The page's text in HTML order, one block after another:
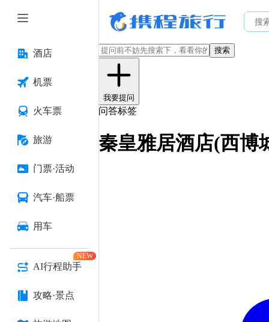
酒店
机票
火车票
旅游
门票·活动
汽车·船票
用车
AI行程助手
NEW
攻略·景点
搜索
我要提问
问答标签
秦皇雅居酒店(西博